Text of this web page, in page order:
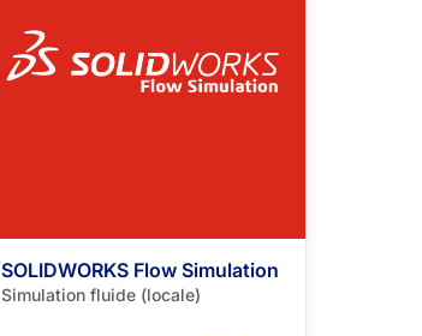
SOLIDWORKS Flow Simulation
Simulation fluide (locale)